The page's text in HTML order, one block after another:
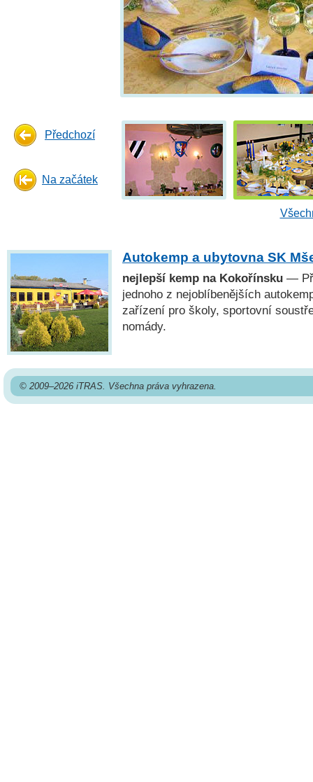
Předchozí
Na začátek
Autokemp a ubytovna SK
nejlepší kemp na Kokořínsku —
jednoho z nejoblíbenějších
zařízení pro školy, sportovní
nomády.
© 2009–2026 iTRAS. Všechna práva vyhrazena.